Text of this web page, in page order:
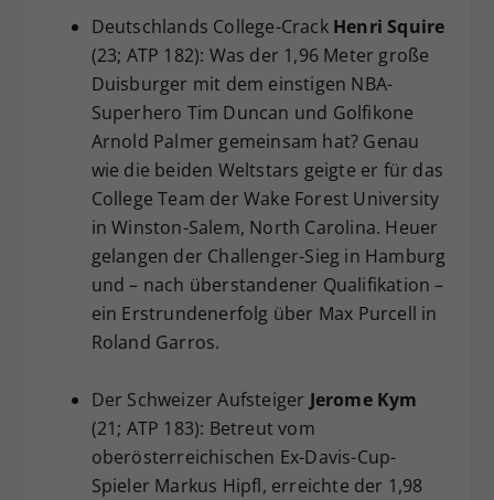
Deutschlands College-Crack Henri Squire
(23; ATP 182): Was der 1,96 Meter große
Duisburger mit dem einstigen NBA-
Superhero Tim Duncan und Golfikone
Arnold Palmer gemeinsam hat? Genau
wie die beiden Weltstars geigte er für das
College Team der Wake Forest University
in Winston-Salem, North Carolina. Heuer
gelangen der Challenger-Sieg in Hamburg
und – nach überstandener Qualifikation –
ein Erstrundenerfolg über Max Purcell in
Roland Garros.
Der Schweizer Aufsteiger Jerome Kym
(21; ATP 183): Betreut vom
oberösterreichischen Ex-Davis-Cup-
Spieler Markus Hipfl, erreichte der 1,98